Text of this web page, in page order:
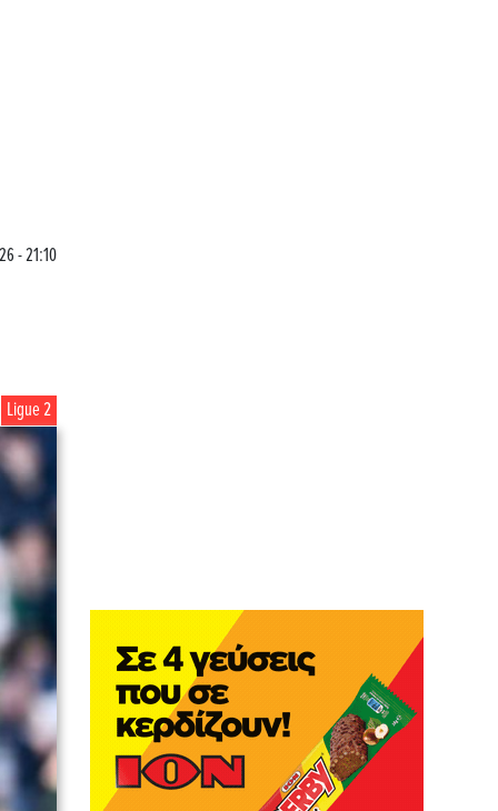
- 21:10
Ligue 2